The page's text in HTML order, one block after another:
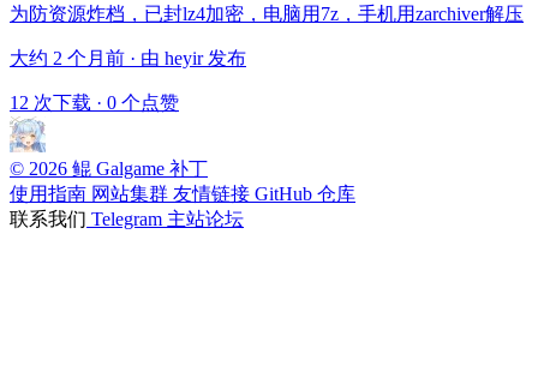
为防资源炸档，已封lz4加密，电脑用7z，手机用zarchiver解压
大约 2 个月前 · 由 heyir 发布
12 次下载 · 0 个点赞
© 2026 鲲 Galgame 补丁
使用指南 网站集群 友情链接 GitHub 仓库
联系我们 Telegram 主站论坛